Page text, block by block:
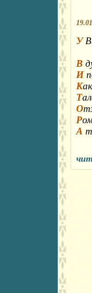
У
В
И
К
Т
О
Р
А